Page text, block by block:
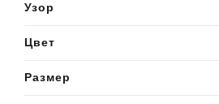
Узор
Цвет
Размер